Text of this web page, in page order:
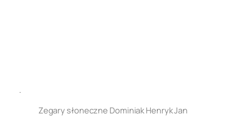
.
Zegary słoneczne Dominiak Henryk Jan